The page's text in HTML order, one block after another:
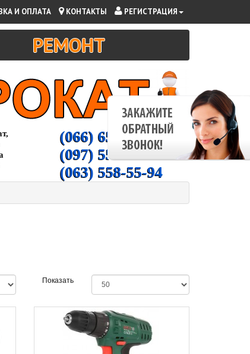
И ОПЛАТА КОНТАКТЫ РЕГИСТРАЦИЯ
РЕМОНТ
(066) 65-000-94
(097) 55-00-266
(063) 558-55-94
Показать